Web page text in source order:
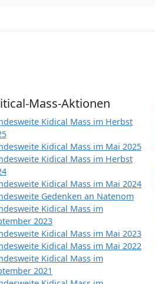
Mass-Aktionen
Kidical Mass im Herbst
Kidical Mass im Mai 2025
Kidical Mass im Herbst
Kidical Mass im Mai 2024
Gedenken an Natenom
Kidical Mass im
2023
Kidical Mass im Mai 2023
Kidical Mass im Mai 2022
Kidical Mass im
2021